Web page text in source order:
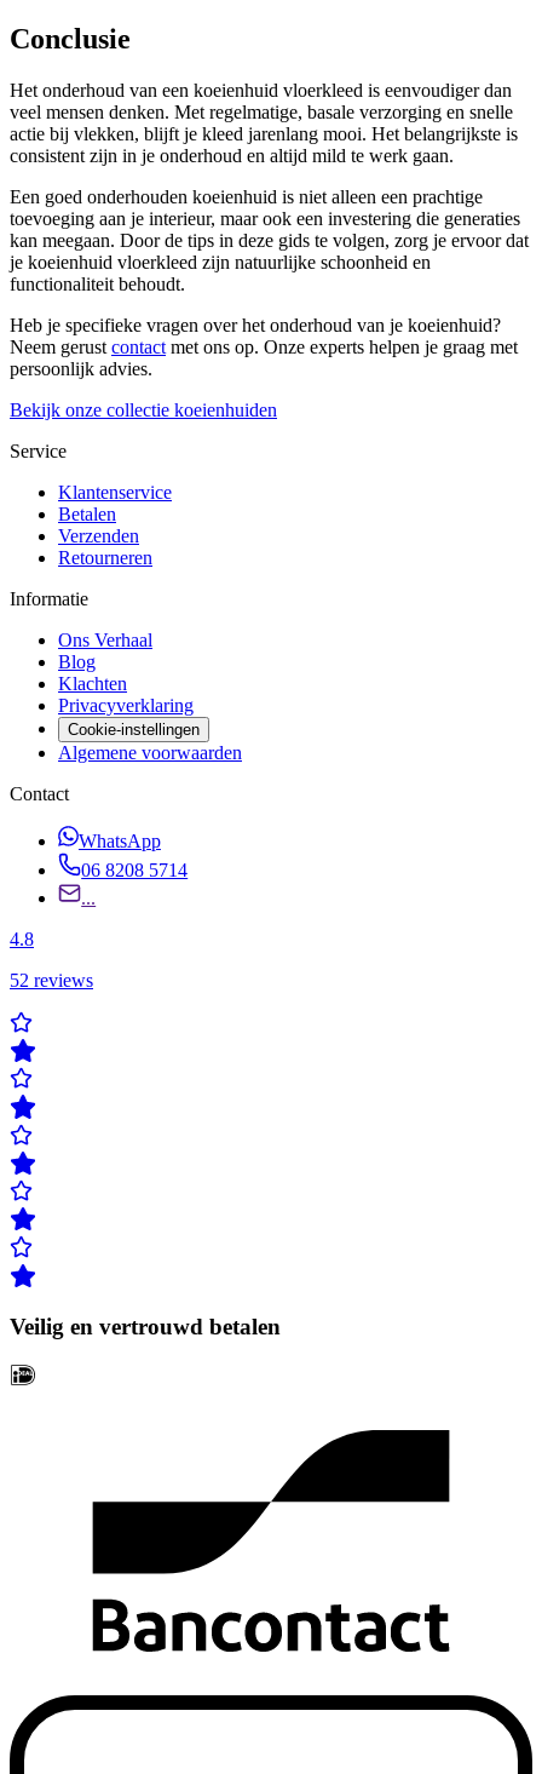
Conclusie
Het onderhoud van een koeienhuid vloerkleed is eenvoudiger dan
veel mensen denken. Met regelmatige, basale verzorging en snelle
actie bij vlekken, blijft je kleed jarenlang mooi. Het belangrijkste is
consistent zijn in je onderhoud en altijd mild te werk gaan.
Een goed onderhouden koeienhuid is niet alleen een prachtige
toevoeging aan je interieur, maar ook een investering die generaties
kan meegaan. Door de tips in deze gids te volgen, zorg je ervoor dat
je koeienhuid vloerkleed zijn natuurlijke schoonheid en
functionaliteit behoudt.
Heb je specifieke vragen over het onderhoud van je koeienhuid?
Neem gerust contact met ons op. Onze experts helpen je graag met
persoonlijk advies.
Bekijk onze collectie koeienhuiden
Service
Klantenservice
Betalen
Verzenden
Retourneren
Informatie
Ons Verhaal
Blog
Klachten
Privacyverklaring
Cookie-instellingen
Algemene voorwaarden
Contact
WhatsApp
06 8208 5714
...
4.8
52 reviews
Veilig en vertrouwd betalen